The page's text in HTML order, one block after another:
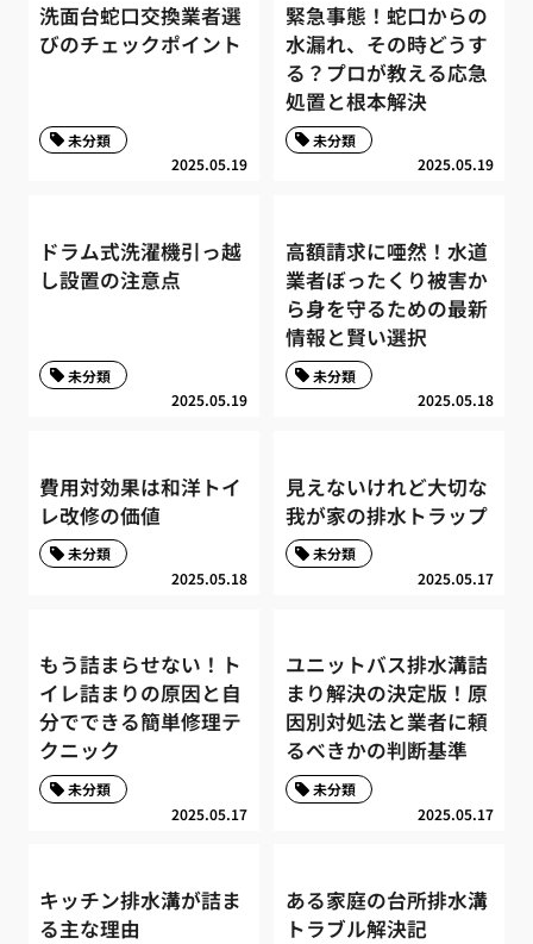
洗面台蛇口交換業者選
びのチェックポイント
2025.05.19
未分類
緊急事態！蛇口からの
水漏れ、その時どうす
る？プロが教える応急
処置と根本解決
2025.05.19
未分類
ドラム式洗濯機引っ越
し設置の注意点
2025.05.19
未分類
高額請求に唖然！水道
業者ぼったくり被害か
ら身を守るための最新
情報と賢い選択
2025.05.18
未分類
費用対効果は和洋トイ
レ改修の価値
2025.05.18
未分類
見えないけれど大切な
我が家の排水トラップ
2025.05.17
未分類
もう詰まらせない！ト
イレ詰まりの原因と自
分でできる簡単修理テ
クニック
2025.05.17
未分類
ユニットバス排水溝詰
まり解決の決定版！原
因別対処法と業者に頼
るべきかの判断基準
2025.05.17
未分類
キッチン排水溝が詰ま
る主な理由
ある家庭の台所排水溝
トラブル解決記